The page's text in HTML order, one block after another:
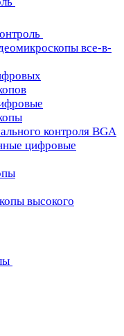
все-в-
контроля BGA
цифровые
высокого